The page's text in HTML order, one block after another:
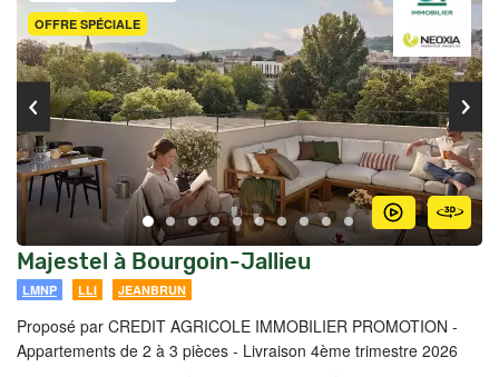
OFFRE SPÉCIALE
Majestel à Bourgoin-Jallieu
LMNP LLI JEANBRUN
Proposé par CREDIT AGRICOLE IMMOBILIER PROMOTION -
Appartements de 2 à 3 pièces - Livraison 4ème trimestre 2026